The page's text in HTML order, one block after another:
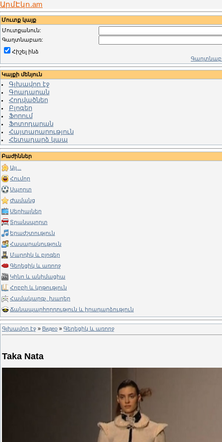
ԱրմԷկո.am
Մուտք կայք
Մուտքանուն:
Գաղտնաբառ:
Հիշել ինձ
Կայքի մենյուն
Գլխավոր էջ
Գրադարան
Հոդվածներ
Բլոգեր
Ֆորում
Ֆոտոդարան
Հայտարարություն
Հետադարձ կապ
Բաժիններ
Այլ...
Հումոր
Սպորտ
Ժամանց
Սերիալներ
Տրանսպորտ
Երաժշտություն
Հասարակություն
Մարդիկ և բլոգեր
Գեղեցիկ և առողջ
Կինո և անիմացիա
Հոբբի և կրթություն
Համակարգչ. խաղեր
Ճանապարհորդություն և իրադարձություն
Գլխավոր էջ » Видео » Գեղեցիկ և առողջ
Taka Nata